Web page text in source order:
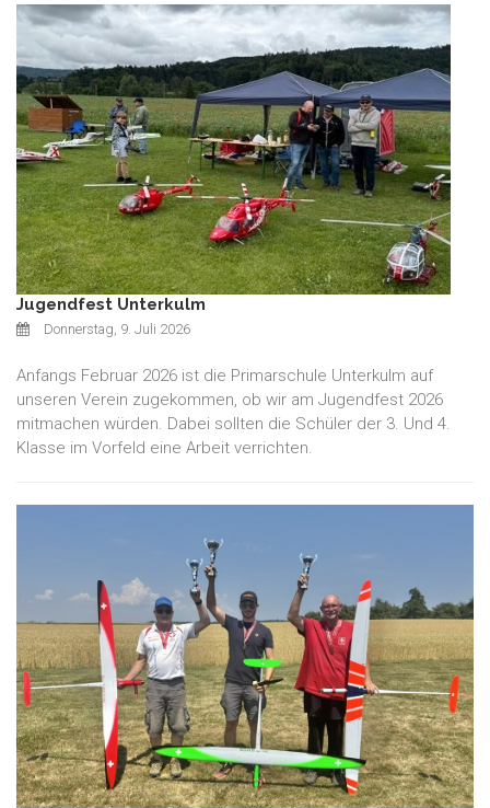
Jugendfest Unterkulm
Donnerstag, 9. Juli 2026
Anfangs Februar 2026 ist die Primarschule Unterkulm auf
unseren Verein zugekommen, ob wir am Jugendfest 2026
mitmachen würden. Dabei sollten die Schüler der 3. Und 4.
Klasse im Vorfeld eine Arbeit verrichten.